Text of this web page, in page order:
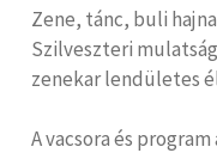
Zene, tánc, buli
Szilveszteri
zenekar lendületes
A vacsora és